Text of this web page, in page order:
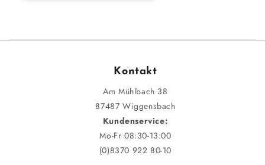
Kontakt
Am Mühlbach 38
87487 Wiggensbach
Kundenservice:
Mo-Fr 08:30-13:00
(0)8370 922 80-10